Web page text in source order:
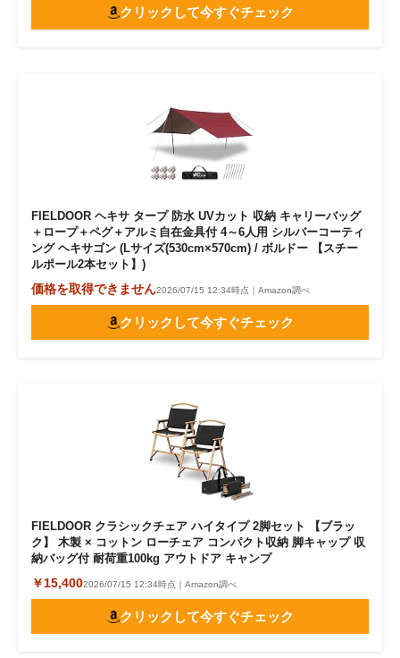
クリックして今すぐチェック
FIELDOOR ヘキサ タープ 防水 UVカット 収納 キャリーバッグ
＋ロープ＋ペグ＋アルミ自在金具付 4～6人用 シルバーコーティ
ング ヘキサゴン (Lサイズ(530cm×570cm) / ボルドー 【スチー
ルポール2本セット】)
価格を取得できません2026/07/15 12:34時点｜Amazon調べ
クリックして今すぐチェック
FIELDOOR クラシックチェア ハイタイプ 2脚セット 【ブラッ
ク】 木製 × コットン ローチェア コンパクト収納 脚キャップ 収
納バッグ付 耐荷重100kg アウトドア キャンプ
￥15,4002026/07/15 12:34時点｜Amazon調べ
クリックして今すぐチェック